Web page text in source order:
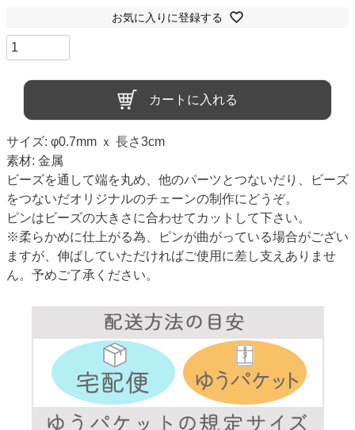
お気に入りに登録する
カートに入れる
サイズ: φ0.7mm ｘ 長さ3cm
素材: 金属
ビーズを通して端を丸め、他のパーツとつないだり、ビーズ
をつないだオリジナルのチェーンの制作にどうぞ。
ピンはビーズの大きさに合わせてカットして下さい。
※柔らかめに仕上がる為、ピンが曲がっている場合がござい
ますが、伸ばしていただければご使用に差し支えありませ
ん。予めご了承ください。